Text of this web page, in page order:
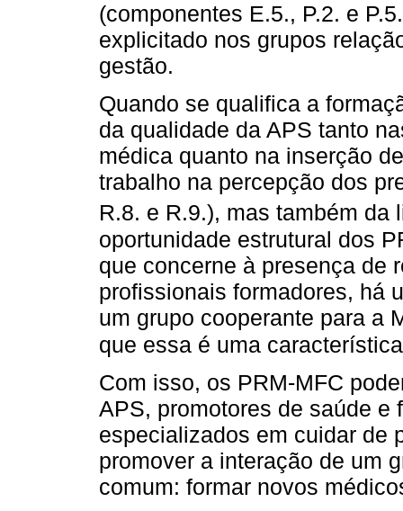
(componentes E.5., P.2. e
explicitado nos grupos
gestão.
Quando se qualifica a
da qualidade da APS tanto
médica quanto na inserção
trabalho na percepção dos
R.8. e R.9.), mas também da
oportunidade estrutural dos
que concerne à presença de
profissionais formadores, há
um grupo cooperante para a
que essa é uma
Com isso, os PRM-MFC
APS, promotores de saúde e
especializados em cuidar de
promover a interação de um
comum: formar novos